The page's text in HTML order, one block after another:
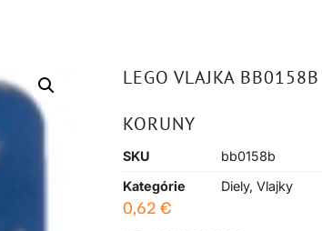
LEGO VLAJKA
KORUNY
SKU
bb0158b
Kategórie
Diely, Vlajky
0,62 €